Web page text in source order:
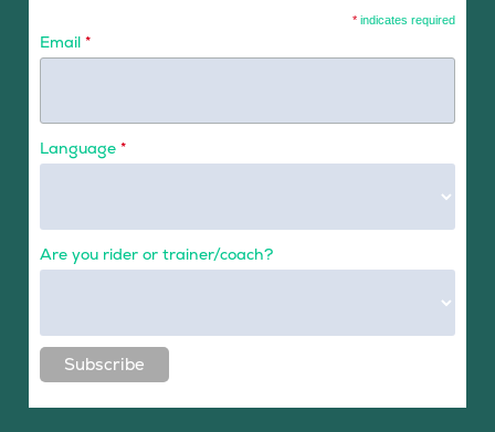
* indicates required
Email *
Language *
Are you rider or trainer/coach?
Subscribe